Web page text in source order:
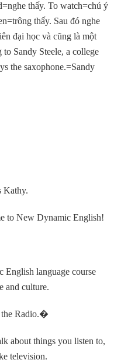
thấy. To watch=chú ý
thấy. Sau đó nghe
đại học và cũng là một
Sandy Steele, a college
the saxophone.=Sandy
Kathy.
to New Dynamic English!
language course
and culture.
Radio.�
about things you listen to,
television.